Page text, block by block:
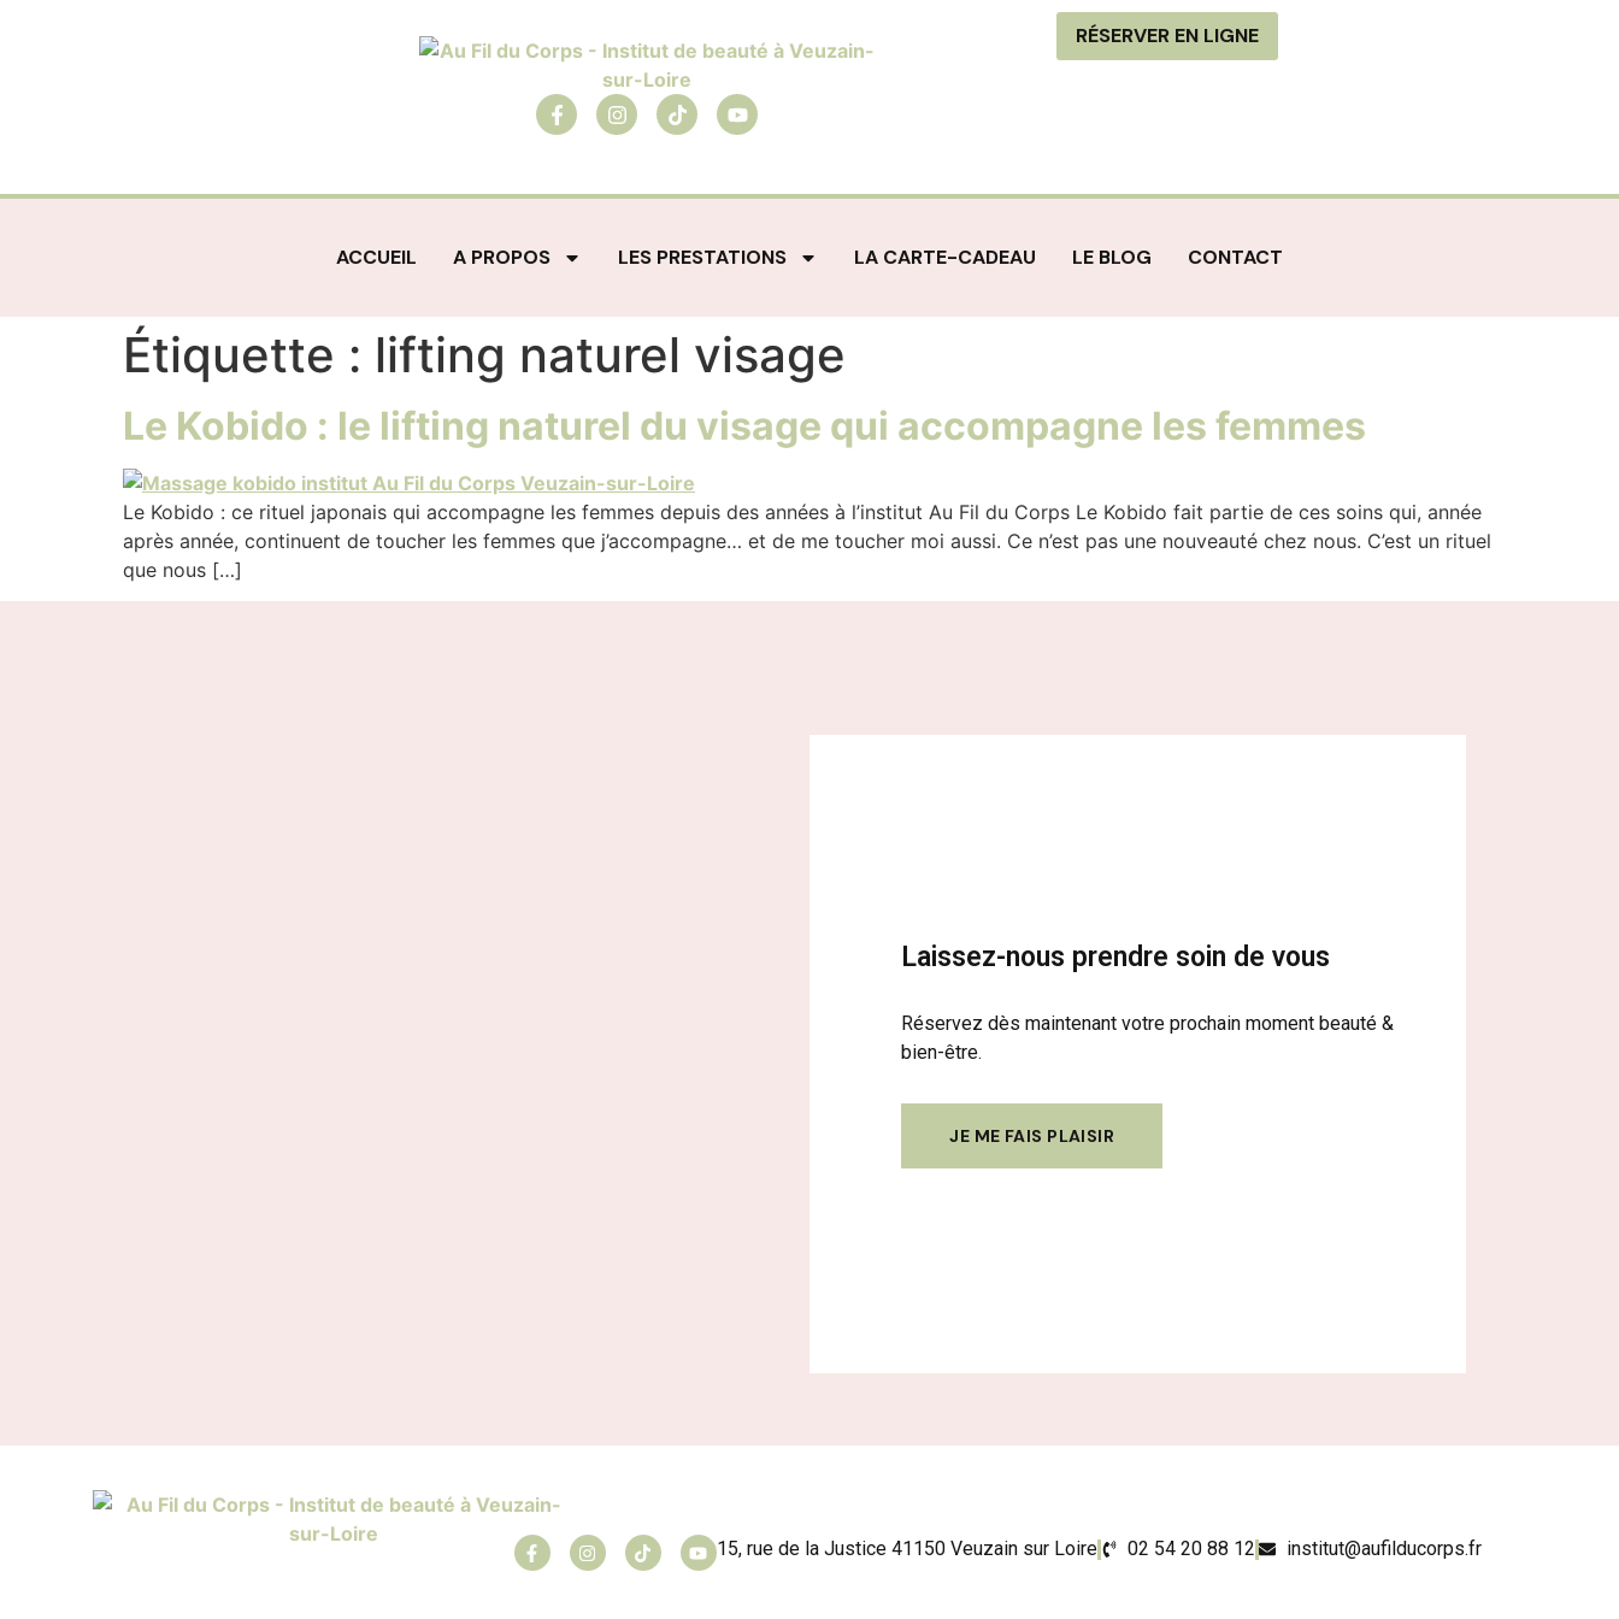
RÉSERVER EN LIGNE
ACCUEIL A PROPOS LES PRESTATIONS LA CARTE-CADEAU LE BLOG CONTACT
Étiquette : lifting naturel visage
Le Kobido : le lifting naturel du visage qui accompagne les femmes
Le Kobido : ce rituel japonais qui accompagne les femmes depuis des années à l’institut Au Fil du Corps Le Kobido fait partie de ces soins qui, année
après année, continuent de toucher les femmes que j’accompagne… et de me toucher moi aussi. Ce n’est pas une nouveauté chez nous. C’est un rituel
que nous […]
Laissez-nous prendre soin de vous
Réservez dès maintenant votre prochain moment beauté &
bien-être.
JE ME FAIS PLAISIR
15, rue de la Justice 41150 Veuzain sur Loire 02 54 20 88 12 institut@aufilducorps.fr